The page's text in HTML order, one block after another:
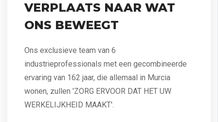
VERPLAATS NAAR WAT
ONS BEWEEGT
Ons exclusieve team van 6
industrieprofessionals met een gecombineerde
ervaring van 162 jaar, die allemaal in Murcia
wonen, zullen 'ZORG ERVOOR DAT HET UW
WERKELIJKHEID MAAKT'.